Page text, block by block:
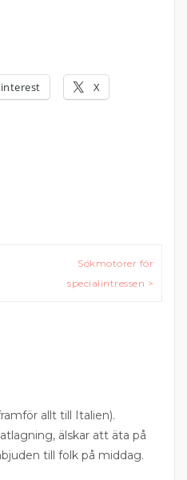
X
Sökmotorer för
specialintressen >
allt till Italien).
älskar att äta på
till folk på middag.